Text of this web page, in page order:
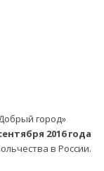
город»
2016 года
в России.